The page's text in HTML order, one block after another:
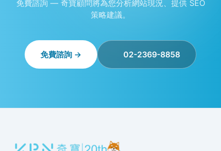
免費諮詢 — 奇寶顧問將為您分析網站現況、提供 SEO
策略建議。
免費諮詢 → 02-2369-8858